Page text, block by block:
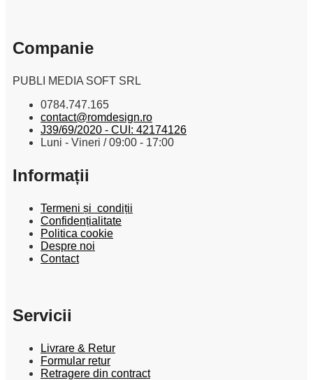
Companie
PUBLI MEDIA SOFT SRL
0784.747.165
contact@romdesign.ro
J39/69/2020 - CUI: 42174126
Luni - Vineri / 09:00 - 17:00
Informații
Termeni și condiții
Confidențialitate
Politica cookie
Despre noi
Contact
Servicii
Livrare & Retur
Formular retur
Retragere din contract